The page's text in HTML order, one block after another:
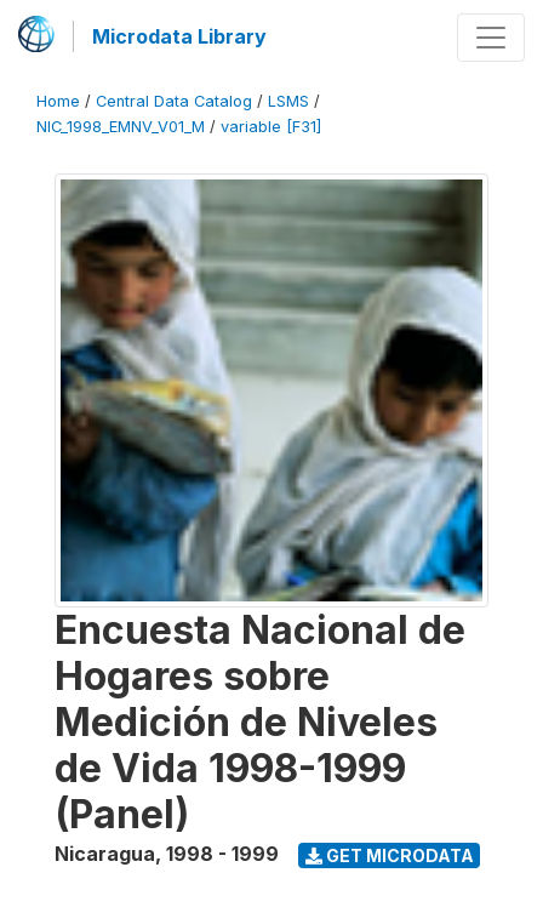
Microdata Library
Home / Central Data Catalog / LSMS /
NIC_1998_EMNV_V01_M / variable [F31]
Encuesta Nacional de
Hogares sobre
Medición de Niveles
de Vida 1998-1999
(Panel)
Nicaragua, 1998 - 1999 GET MICRODATA